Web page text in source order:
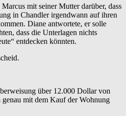
mit seiner Mutter darüber, dass
in Chandler irgendwann auf ihren
Diane antwortete, er solle
dass die Unterlagen nichts
entdecken könnten.
über 12.000 Dollar von
mit dem Kauf der Wohnung